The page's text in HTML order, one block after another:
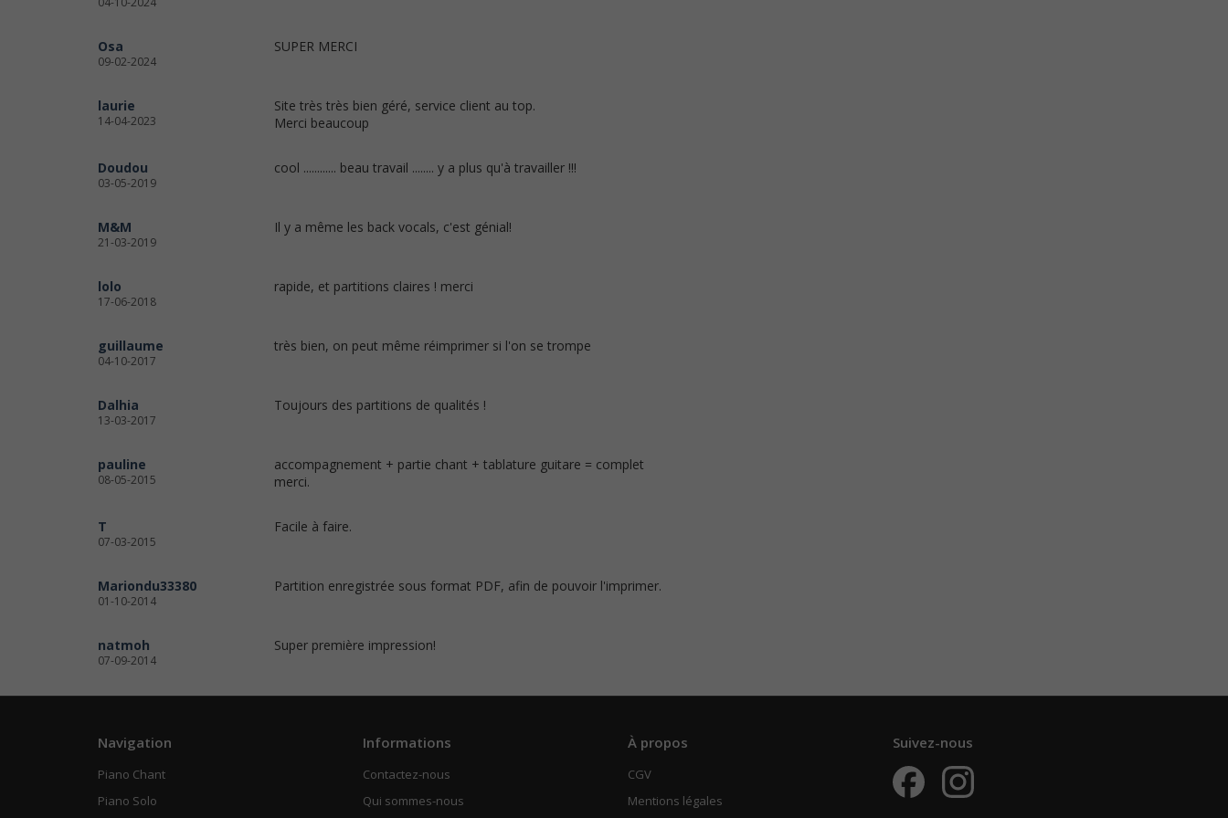
Osa
09-02-2024
SUPER MERCI
laurie
14-04-2023
Site très très bien géré, service client au top.
Merci beaucoup
Doudou
03-05-2019
cool ............ beau travail ........ y a plus qu'à travailler !!!
M&M
21-03-2019
Il y a même les back vocals, c'est génial!
lolo
17-06-2018
rapide, et partitions claires ! merci
guillaume
04-10-2017
très bien, on peut même réimprimer si l'on se trompe
Dalhia
13-03-2017
Toujours des partitions de qualités !
pauline
08-05-2015
accompagnement + partie chant + tablature guitare = complet
merci.
T
07-03-2015
Facile à faire.
Mariondu33380
01-10-2014
Partition enregistrée sous format PDF, afin de pouvoir l'imprimer.
natmoh
07-09-2014
Super première impression!
Navigation
Piano Chant
Piano Solo
Informations
Contactez-nous
Qui sommes-nous
À propos
CGV
Mentions légales
Suivez-nous